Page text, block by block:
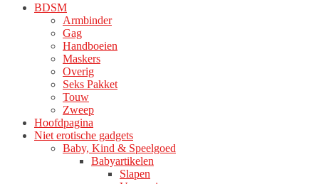
BDSM
Armbinder
Gag
Handboeien
Maskers
Overig
Seks Pakket
Touw
Zweep
Hoofdpagina
Niet erotische gadgets
Baby, Kind & Speelgoed
Babyartikelen
Slapen